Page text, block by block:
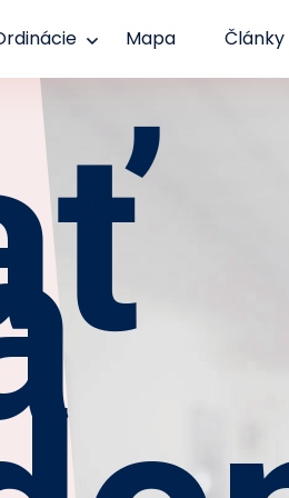
Mapa Články